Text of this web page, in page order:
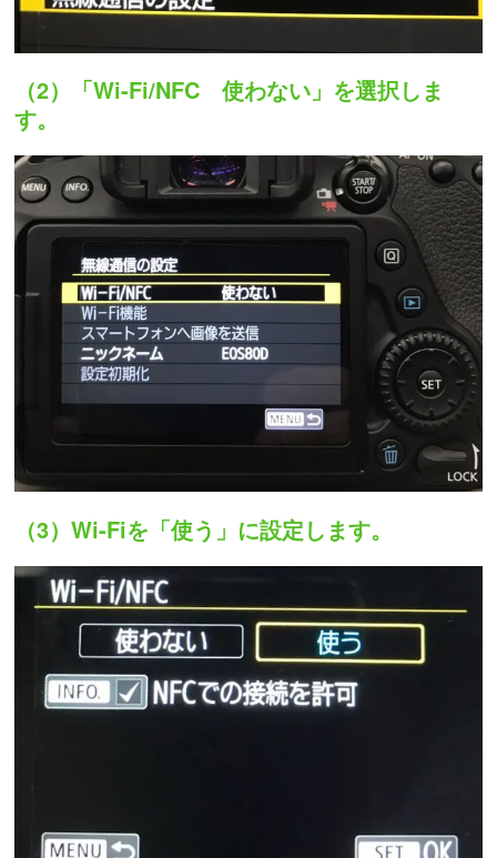
（2）「Wi-Fi/NFC 使わない」を選択しま
す。
（3）Wi-Fiを「使う」に設定します。